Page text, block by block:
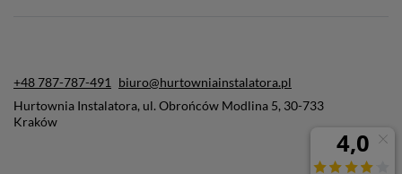
+48 787-787-491
biuro@hurtowniainstalatora.pl
Hurtownia Instalatora, ul. Obrońców Modlina 5, 30-733
Kraków